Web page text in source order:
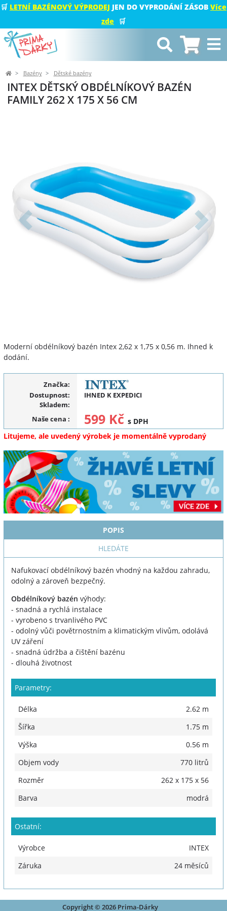
🛒 LETNÍ BAZÉNOVÝ VÝPRODEJ JEN DO VYPRODÁNÍ ZÁSOB Více
zde
🛒
Bazény Dětské bazény
INTEX DĚTSKÝ OBDÉLNÍKOVÝ BAZÉN
FAMILY 262 X 175 X 56 CM
Předchozí Další
Moderní obdélníkový bazén Intex 2,62 x 1,75 x 0,56 m. Ihned k
dodání.
Značka:
Dostupnost:
IHNED K EXPEDICI
Skladem:
Naše cena : 599 Kč s DPH
Litujeme, ale uvedený výrobek je momentálně vyprodaný
POPIS
HLEDÁTE
Nafukovací obdélníkový bazén vhodný na každou zahradu,
odolný a zároveň bezpečný.
Obdélníkový bazén výhody:
- snadná a rychlá instalace
- vyrobeno s trvanlivého PVC
- odolný vůči povětrnostním a klimatickým vlivům, odolává
UV záření
- snadná údržba a čištění bazénu
- dlouhá životnost
Parametry:
Délka
2.62 m
Šířka
1.75 m
Výška
0.56 m
Objem vody
770 litrů
Rozměr
262 x 175 x 56
Barva
modrá
Ostatní:
Výrobce
INTEX
Záruka
24 měsíců
Copyright © 2026 Prima-Dárky